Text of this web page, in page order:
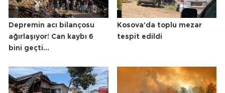
Depremin acı bilançosu
ağırlaşıyor! Can kaybı 6
bini geçti...
Kosova'da toplu mezar
tespit edildi